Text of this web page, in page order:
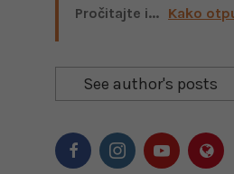
Pročitajte i... Kako
See author's posts